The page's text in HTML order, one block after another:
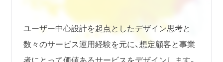
ユーザー中心設計を起点としたデザイン思考と
数々のサービス運用経験を元に、想定顧客と事業
者にとって価値あるサービスをデザインします。